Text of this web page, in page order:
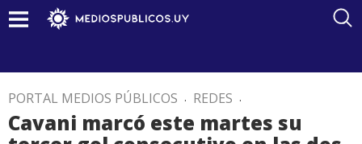
PORTAL MEDIOS PÚBLICOS . REDES .
Cavani marcó este martes su